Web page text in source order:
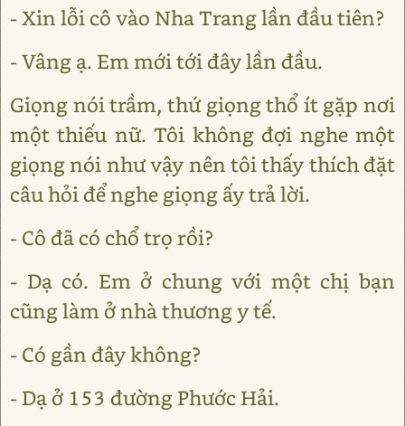
- Xin lỗi cô vào Nha Trang lần đầu tiên?
- Vâng ạ. Em mới tới đây lần đầu.
Giọng nói trầm, thứ giọng thổ ít gặp nơi
một thiếu nữ. Tôi không đợi nghe một
giọng nói như vậy nên tôi thấy thích đặt
câu hỏi để nghe giọng ấy trả lời.
- Cô đã có chổ trọ rồi?
- Dạ có. Em ở chung với một chị bạn
cũng làm ở nhà thương y tế.
- Có gần đây không?
- Dạ ở 153 đường Phước Hải.